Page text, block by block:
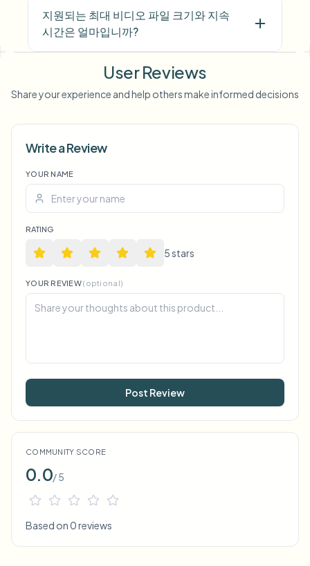
지원되는 최대 비디오 파일 크기와 지속
시간은 얼마입니까?
Anon
User Reviews
Share your experience and help others make informed decisions
Write a Review
YOUR NAME
RATING
5stars
YOUR REVIEW(optional)
Post Review
COMMUNITY SCORE
0.0/ 5
Based on 0 reviews